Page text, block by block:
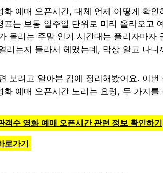
화 예매 오픈시간, 대체 언제 어떻게 확인
표는 보통 일주일 단위로 미리 올라오고
몰리는 주말 인기 시간대는 풀리자마자
리는지 몰라서 헤맸는데, 막상 알고 나니
보려고 알아본 김에 정리해봤어요. 이
화 예매 오픈시간 노리는 요령, 두 가지
수 영화 예매 오픈시간 관련 정보 확인하기
로가기